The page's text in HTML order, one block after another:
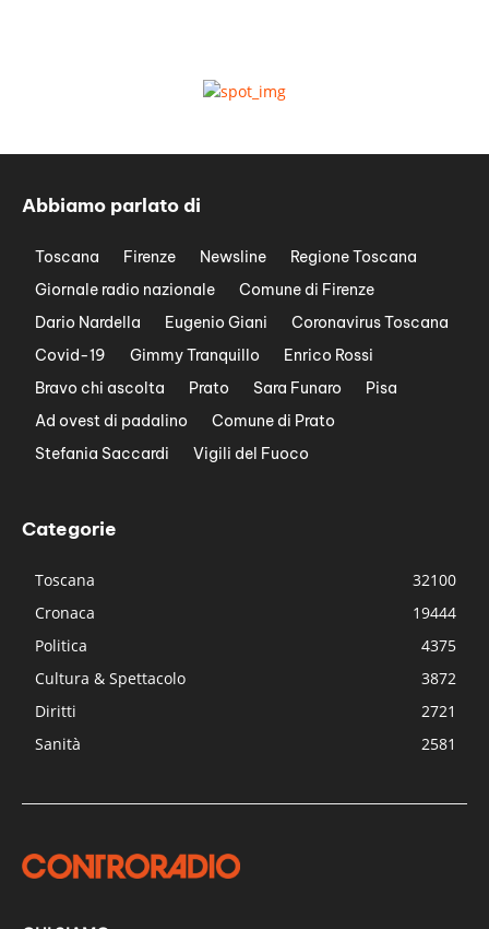
Abbiamo parlato di
Toscana Firenze Newsline
Regione Toscana
Giornale radio nazionale
Comune di Firenze
Dario Nardella
Eugenio Giani
Coronavirus Toscana
Covid-19
Gimmy Tranquillo
Enrico Rossi
Bravo chi ascolta
Prato Sara Funaro
Pisa
Ad ovest di padalino
Comune di Prato
Stefania Saccardi
Vigili del Fuoco
Categorie
Toscana
32100
Cronaca
19444
Politica
4375
Cultura & Spettacolo
3872
Diritti
2721
Sanità
2581